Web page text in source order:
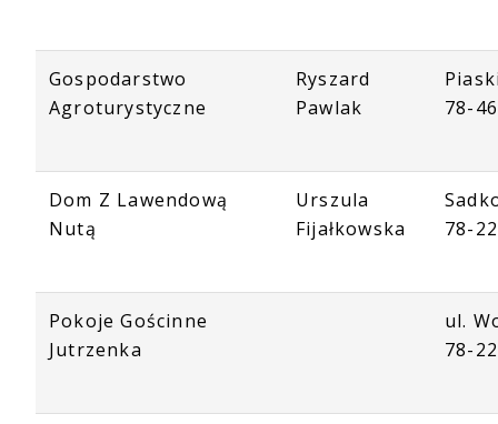
Gospodarstwo
Agroturystyczne
Ryszard
Pawlak
78-
Dom Z Lawendową
Nutą
Urszula
Fijałkowska
78-
Pokoje Gościnne
Jutrzenka
ul.
78-